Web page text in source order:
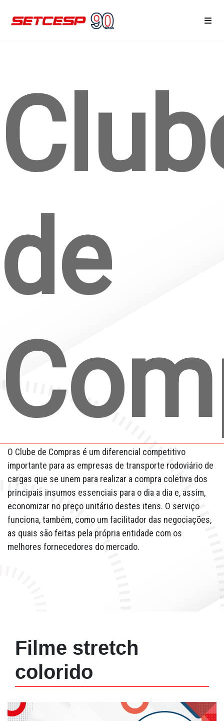
Notícias
Cursos
Quem Somos
Diretorias e Comissões
Associe-se
Prêmio de Sustentabilidade
de
O Clube de Compras é um diferencial competitivo
importante para as empresas de transporte rodoviário de
cargas que se unem para realizar a compra coletiva dos
principais insumos essenciais para o dia a dia e, assim,
economizar no preço unitário destes itens. O serviço
funciona, também, como um facilitador das negociações,
as quais são feitas pela própria entidade com os
melhores fornecedores do mercado.
Filme stretch
colorido